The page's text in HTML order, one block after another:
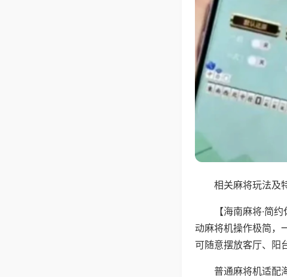
相关麻将玩法及
【海南麻将·简
动麻将机操作极简，
可随意摆放客厅、阳
普通麻将机适配